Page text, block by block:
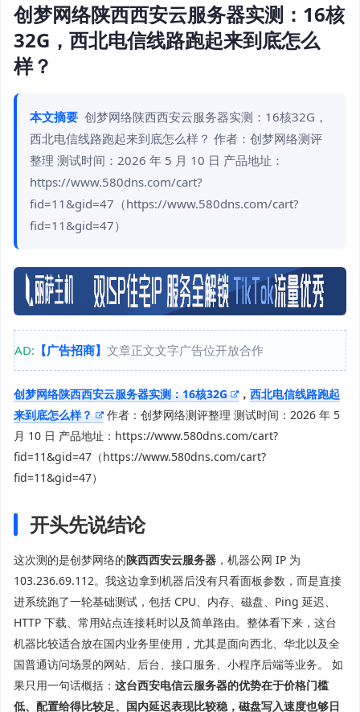
创梦网络陕西西安云服务器实测：16核
32G，西北电信线路跑起来到底怎么
样？
本文摘要 创梦网络陕西西安云服务器实测：16核32G，
西北电信线路跑起来到底怎么样？ 作者：创梦网络测评
整理 测试时间：2026 年 5 月 10 日 产品地址：
https://www.580dns.com/cart?
fid=11&gid=47（https://www.580dns.com/cart?
fid=11&gid=47）
AD: 【广告招商】 文章正文文字广告位开放合作
创梦网络陕西西安云服务器实测：16核32G ， 西北电信线路跑起
来到底怎么样？
作者：创梦网络测评整理 测试时间：2026 年 5
月 10 日 产品地址：https://www.580dns.com/cart?
fid=11&gid=47（https://www.580dns.com/cart?
fid=11&gid=47）
开头先说结论
这次测的是创梦网络的陕西西安云服务器 ，机器公网 IP 为
103.236.69.112。我这边拿到机器后没有只看面板参数，而是直接
进系统跑了一轮基础测试，包括 CPU、内存、磁盘、Ping 延迟、
HTTP 下载、常用站点连接耗时以及简单路由。整体看下来，这台
机器比较适合放在国内业务里使用，尤其是面向西北、华北以及全
国普通访问场景的网站、后台、接口服务、小程序后端等业务。 如
果只用一句话概括： 这台西安电信云服务器的优势在于价格门槛
低、配置给得比较足、国内延迟表现比较稳，磁盘写入速度也够日